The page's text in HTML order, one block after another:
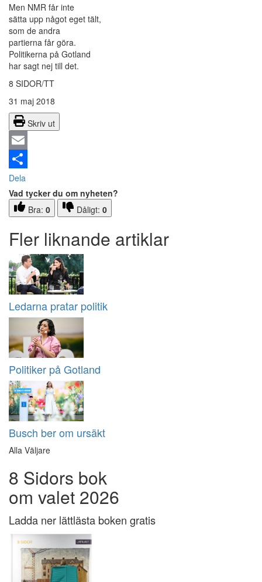
Men NMR får inte
sätta upp något eget tält,
som de andra
partierna får göra.
Politikerna på Gotland
har sagt nej till det.
8 SIDOR/TT
31 maj 2018
Skriv ut
Email
Dela
Vad tycker du om nyheten?
Bra: 0 Dåligt: 0
Fler liknande artiklar
Ledarna pratar politik
Politiker på Gotland
Busch ber om ursäkt
Alla Väljare
8 Sidors bok
om valet 2026
Ladda ner lättlästa boken gratis